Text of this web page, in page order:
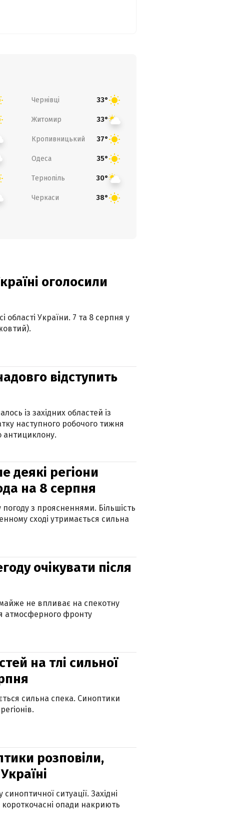
Чернівці 33°
Житомир 33°
Кропивницький 37°
Одеса 35°
Тернопіль 30°
Черкаси 38°
оголосили
України. 7 та 8 серпня у
відступить
із західних областей із
наступного робочого тижня
антициклону.
деякі регіони
на 8 серпня
з проясненнями. Більшість
сході утримається сильна
очікувати після
не впливає на спекотну
атмосферного фронту
на тлі сильної
сильна спека. Синоптики
розповіли,
ситуації. Західні
опади накриють